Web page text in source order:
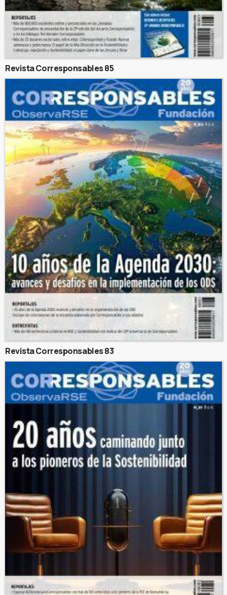
Revista Corresponsables 85
Revista Corresponsables 83